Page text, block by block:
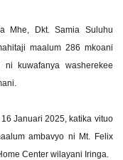
Mhe, Dkt. Samia Suluhu
maalum 286 mkoani
kuwafanya washerekee
Januari 2025, katika vituo
ambavyo ni Mt. Felix
Center wilayani Iringa.